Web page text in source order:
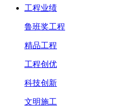
工程业绩
鲁班奖工程
精品工程
工程创优
科技创新
文明施工